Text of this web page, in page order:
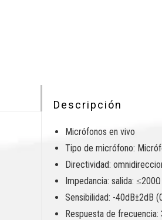
Descripción
Micrófonos en vivo
Tipo de micrófono:
Directividad:
Impedancia: salida: ≤200Ω
Sensibilidad: -40dB±2dB
Respuesta de